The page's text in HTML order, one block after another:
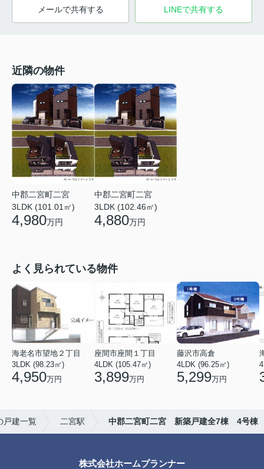
メールで共有する LINEで共有する
近隣の物件
中郡二宮町二宮
3LDK (101.01㎡)
4,980万円
中郡二宮町二宮
3LDK (102.46㎡)
4,880万円
よく見られている物件
海老名市望地２丁目
3LDK (98.23㎡)
4,950万円
座間市座間１丁目
4LDK (105.47㎡)
3,899万円
藤沢市高倉
4LDK (96.25㎡)
5,299万円
戸建一覧 二宮駅 中郡二宮町二宮 新築戸建全7棟 4号棟
株式会社ホームプランナー